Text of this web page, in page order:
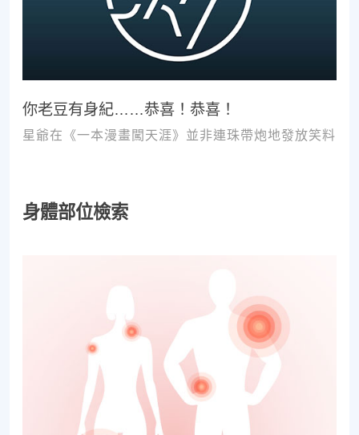
你老豆有身紀……恭喜！恭喜！
星爺在《一本漫畫闖天涯》並非連珠帶炮地發放笑料
身體部位檢索